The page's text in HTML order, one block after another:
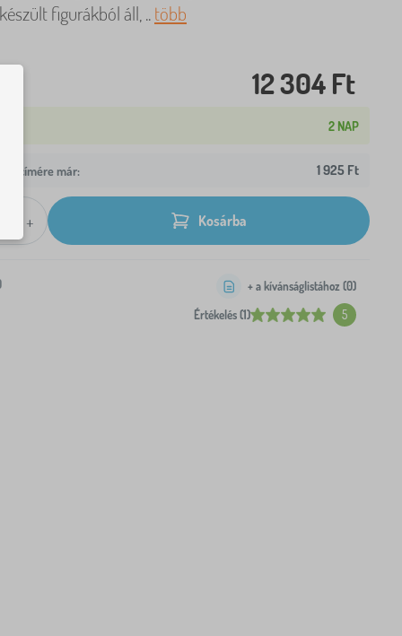
figurákból áll, ..több
12 304 Ft
2 NAP
címére már: 1 925 Ft
+ Kosárba
Értékelés (1) 5
+ a kívánságlistához (0)